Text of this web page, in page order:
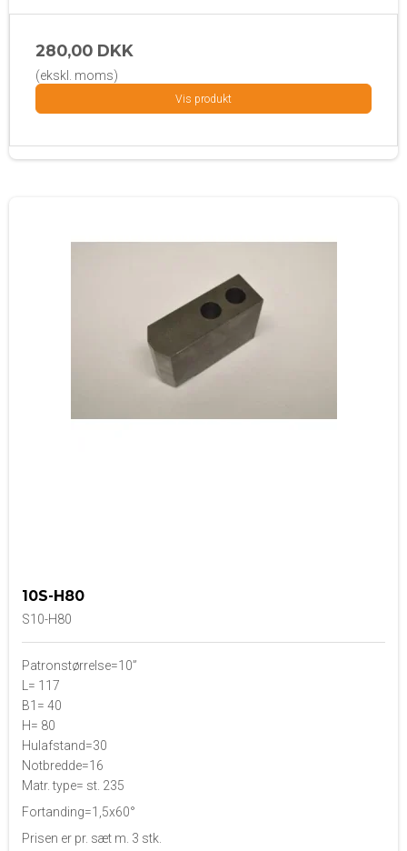
280,00 DKK
(ekskl. moms)
Vis produkt
10S-H80
S10-H80
Patronstørrelse=10”
L= 117
B1= 40
H= 80
Hulafstand=30
Notbredde=16
Matr. type= st. 235
Fortanding=1,5x60°
Prisen er pr. sæt m. 3 stk.